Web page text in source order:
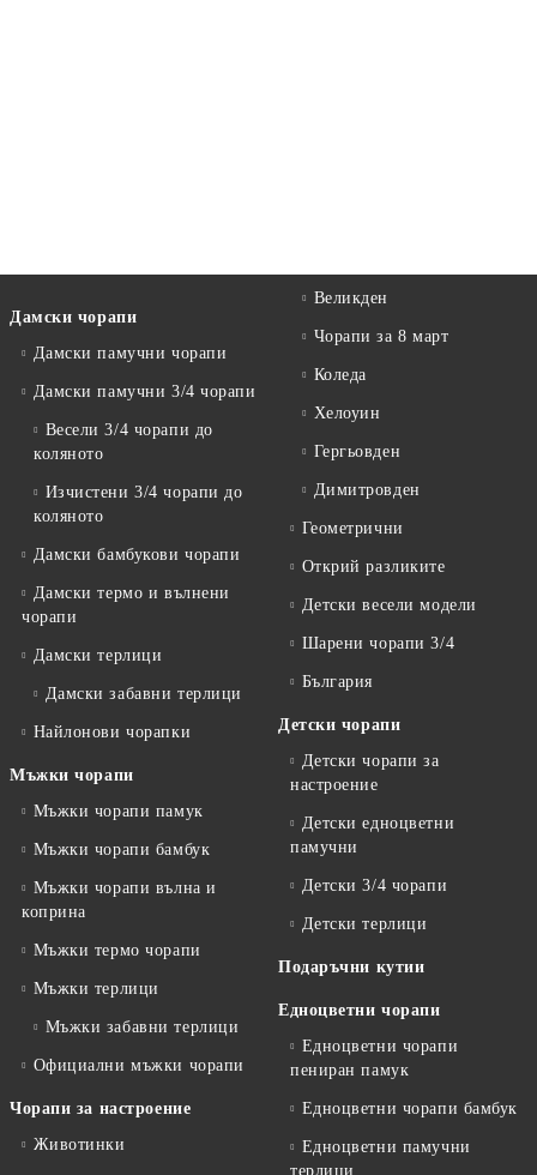
Дамски чорапи
Дамски памучни чорапи
Дамски памучни 3/4 чорапи
Весели 3/4 чорапи до
коляното
Изчистени 3/4 чорапи до
коляното
Дамски бамбукови чорапи
Дамски термо и вълнени
чорапи
Дамски терлици
Дамски забавни терлици
Найлонови чорапки
Мъжки чорапи
Мъжки чорапи памук
Мъжки чорапи бамбук
Мъжки чорапи вълна и
коприна
Мъжки термо чорапи
Мъжки терлици
Мъжки забавни терлици
Официални мъжки чорапи
Чорапи за настроение
Животинки
Великден
Чорапи за 8 март
Коледа
Хелоуин
Гергьовден
Димитровден
Геометрични
Открий разликите
Детски весели модели
Шарени чорапи 3/4
България
Детски чорапи
Детски чорапи за
настроение
Детски едноцветни
памучни
Детски 3/4 чорапи
Детски терлици
Подаръчни кутии
Едноцветни чорапи
Едноцветни чорапи
пениран памук
Едноцветни чорапи бамбук
Едноцветни памучни
терлици